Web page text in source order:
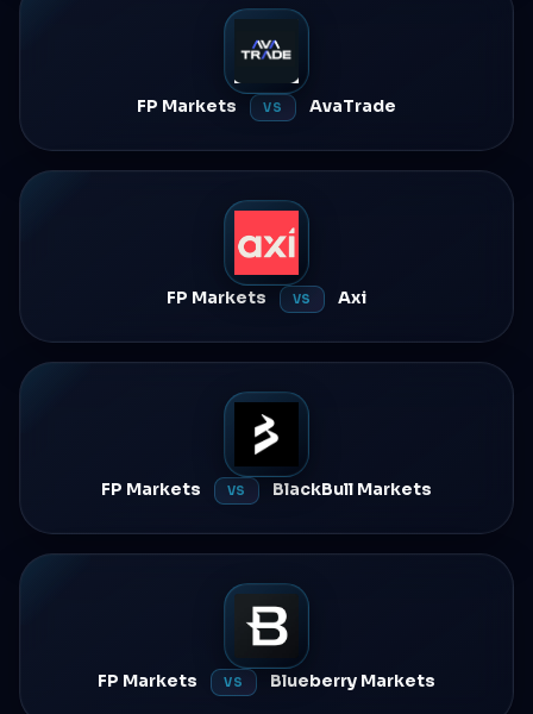
FP Markets VS AvaTrade
FP Markets VS Axi
FP Markets VS BlackBull Markets
FP Markets VS Blueberry Markets